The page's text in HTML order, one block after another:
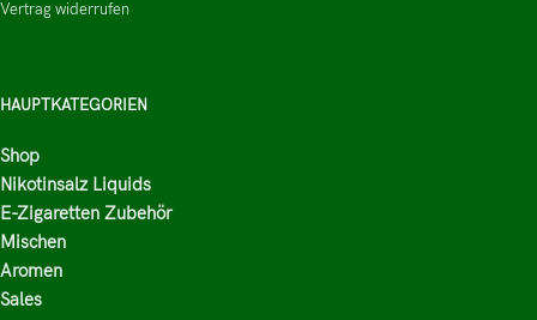
Vertrag widerrufen
HAUPTKATEGORIEN
Shop
Nikotinsalz Liquids
E-Zigaretten Zubehör
Mischen
Aromen
Sales